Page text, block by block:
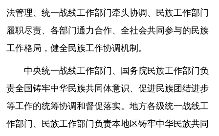
法管理、统一战线工作部门牵头协调、民族工作部门
履职尽责、各部门通力合作、全社会共同参与的民族
工作格局，健全民族工作协调机制。
中央统一战线工作部门、国务院民族工作部门负
责全国铸牢中华民族共同体意识、促进民族团结进步
等工作的统筹协调和督促落实。地方各级统一战线工
作部门、民族工作部门负责本地区铸牢中华民族共同